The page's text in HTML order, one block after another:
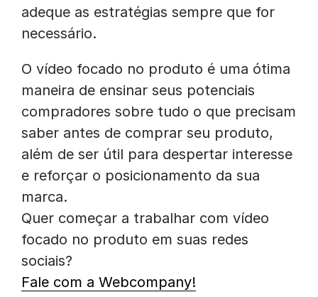
adeque as estratégias sempre que for
necessário.
O vídeo focado no produto é uma ótima
maneira de ensinar seus potenciais
compradores sobre tudo o que precisam
saber antes de comprar seu produto,
além de ser útil para despertar interesse
e reforçar o posicionamento da sua
marca.
Quer começar a trabalhar com vídeo
focado no produto em suas redes
sociais?
Fale com a Webcompany!